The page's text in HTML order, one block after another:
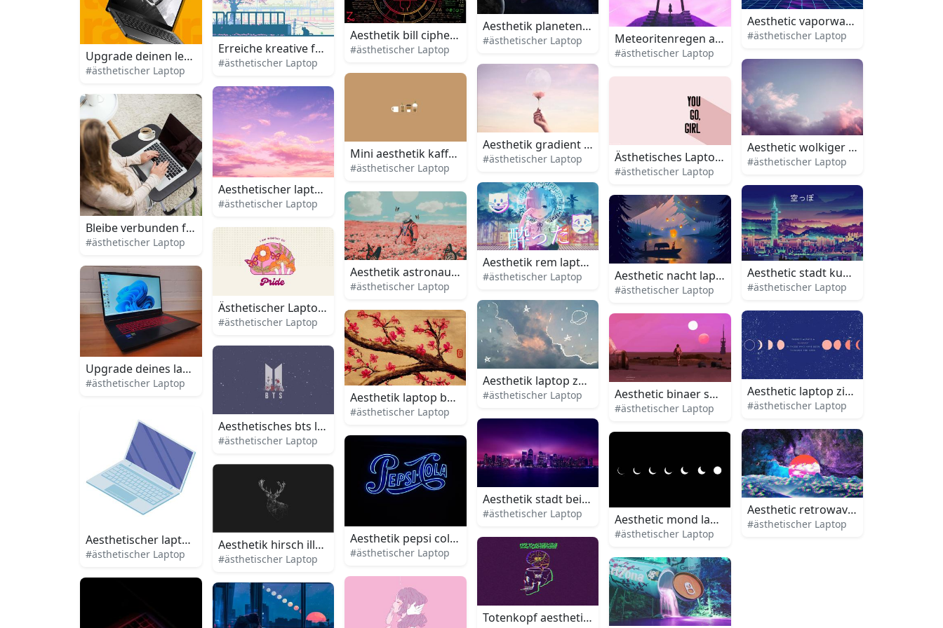
Upgrade deinen lebensstil mit einem modernen aesthetischen laptop
#ästhetischer Laptop
Bleibe verbunden fuer arbeit oder vergnuegen mit aesthetischem laptop
#ästhetischer Laptop
Upgrade deines laptops mit aesthetischem appeal
#ästhetischer Laptop
Aesthetischer laptop mit trendy design
#ästhetischer Laptop
Erreiche kreative freiheit mit aesthetisch ansprechendem laptop
#ästhetischer Laptop
Aesthetischer laptop hintergrund
#ästhetischer Laptop
Ästhetischer Laptop-Hintergrund
#ästhetischer Laptop
Aesthetisches bts laptop logo
#ästhetischer Laptop
Aesthetik hirsch illustration laptop
#ästhetischer Laptop
Aesthetik bill cipher laptop
#ästhetischer Laptop
Mini aesthetik kaffee laptop
#ästhetischer Laptop
Aesthetik astronaut blumenfeld laptop
#ästhetischer Laptop
Aesthetik laptop baumzweig malerei
#ästhetischer Laptop
Aesthetik pepsi cola neonlicht laptop
#ästhetischer Laptop
Aesthetik planeten laptop
#ästhetischer Laptop
Aesthetik gradient himmel laptop
#ästhetischer Laptop
Aesthetik rem laptop
#ästhetischer Laptop
Aesthetik laptop zeichnung
#ästhetischer Laptop
Aesthetik stadt bei nacht laptop
#ästhetischer Laptop
Totenkopf aesthetik laptop
Meteoritenregen aesthetic laptop
#ästhetischer Laptop
Ästhetisches Laptop 'You Go Girl'
#ästhetischer Laptop
Aesthetic nacht laptop
#ästhetischer Laptop
Aesthetic binaer sonnenuntergang laptop
#ästhetischer Laptop
Aesthetic mond laptop
#ästhetischer Laptop
Aesthetic vaporwave
#ästhetischer Laptop
Aesthetic wolkiger himmel laptop
#ästhetischer Laptop
Aesthetic stadt kunst laptop
#ästhetischer Laptop
Aesthetic laptop zitat
#ästhetischer Laptop
Aesthetic retrowave sonne laptop
#ästhetischer Laptop